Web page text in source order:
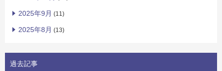
2025年9月 (11)
2025年8月 (13)
過去記事